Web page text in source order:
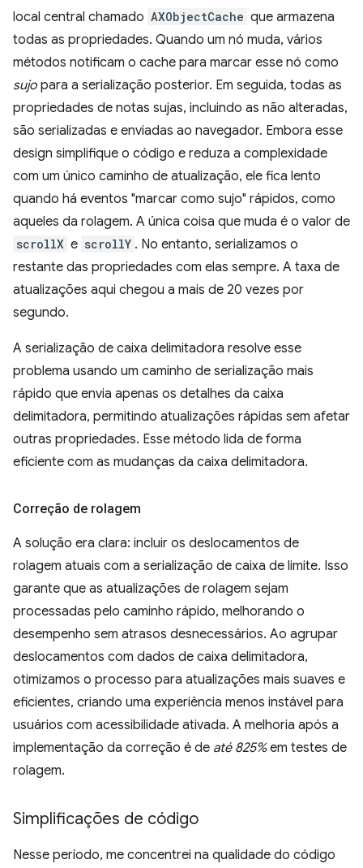
local central chamado AXObjectCache que armazena
todas as propriedades. Quando um nó muda, vários
métodos notificam o cache para marcar esse nó como
sujo para a serialização posterior. Em seguida, todas as
propriedades de notas sujas, incluindo as não alteradas,
são serializadas e enviadas ao navegador. Embora esse
design simplifique o código e reduza a complexidade
com um único caminho de atualização, ele fica lento
quando há eventos "marcar como sujo" rápidos, como
aqueles da rolagem. A única coisa que muda é o valor de
scrollX e scrollY . No entanto, serializamos o
restante das propriedades com elas sempre. A taxa de
atualizações aqui chegou a mais de 20 vezes por
segundo.
A serialização de caixa delimitadora resolve esse
problema usando um caminho de serialização mais
rápido que envia apenas os detalhes da caixa
delimitadora, permitindo atualizações rápidas sem afetar
outras propriedades. Esse método lida de forma
eficiente com as mudanças da caixa delimitadora.
Correção de rolagem
A solução era clara: incluir os deslocamentos de
rolagem atuais com a serialização de caixa de limite. Isso
garante que as atualizações de rolagem sejam
processadas pelo caminho rápido, melhorando o
desempenho sem atrasos desnecessários. Ao agrupar
deslocamentos com dados de caixa delimitadora,
otimizamos o processo para atualizações mais suaves e
eficientes, criando uma experiência menos instável para
usuários com acessibilidade ativada. A melhoria após a
implementação da correção é de até 825%em testes de
rolagem.
Simplificações de código
Nesse período, me concentrei na qualidade do código